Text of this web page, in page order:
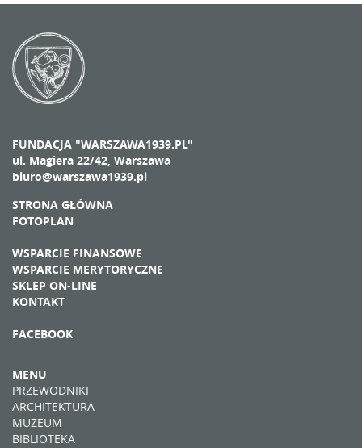
FUNDACJA "WARSZAWA1939.PL"
ul. Magiera 22/42, Warszawa
biuro@warszawa1939.pl
STRONA GŁÓWNA
FOTOPLAN
WSPARCIE FINANSOWE
WSPARCIE MERYTORYCZNE
SKLEP ON-LINE
KONTAKT
FACEBOOK
MENU
PRZEWODNIKI
ARCHITEKTURA
MUZEUM
BIBLIOTEKA